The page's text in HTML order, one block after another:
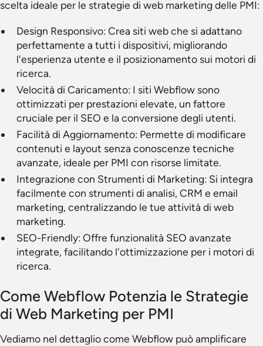
scelta ideale per le strategie di web marketing delle PMI:
Design Responsivo: Crea siti web che si adattano
perfettamente a tutti i dispositivi, migliorando
l'esperienza utente e il posizionamento sui motori di
ricerca.
Velocità di Caricamento: I siti Webflow sono
ottimizzati per prestazioni elevate, un fattore
cruciale per il SEO e la conversione degli utenti.
Facilità di Aggiornamento: Permette di modificare
contenuti e layout senza conoscenze tecniche
avanzate, ideale per PMI con risorse limitate.
Integrazione con Strumenti di Marketing: Si integra
facilmente con strumenti di analisi, CRM e email
marketing, centralizzando le tue attività di web
marketing.
SEO-Friendly: Offre funzionalità SEO avanzate
integrate, facilitando l'ottimizzazione per i motori di
ricerca.
Come Webflow Potenzia le Strategie
di Web Marketing per PMI
Vediamo nel dettaglio come Webflow può amplificare